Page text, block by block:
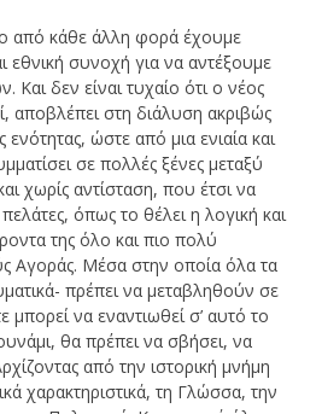
από κάθε άλλη φορά έχουμε
εθνική συνοχή για να αντέξουμε
Και δεν είναι τυχαίο ότι ο νέος
αποβλέπει στη διάλυση ακριβώς
ενότητας, ώστε από μια ενιαία και
σε πολλές ξένες μεταξύ
χωρίς αντίσταση, που έτσι να
όπως το θέλει η λογική και
της όλο και πιο πολύ
Αγοράς. Μέσα στην οποία όλα τα
πρέπει να μεταβληθούν σε
μπορεί να εναντιωθεί σ’ αυτό το
θα πρέπει να σβήσει, να
από την ιστορική μνήμη
χαρακτηριστικά, τη Γλώσσα, την